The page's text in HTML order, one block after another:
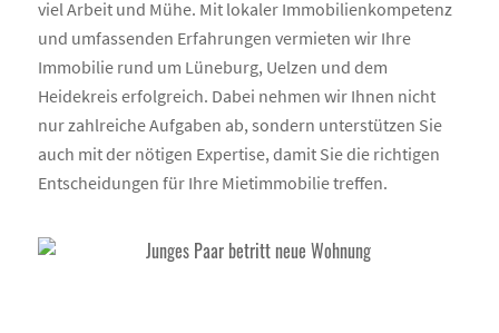
viel Arbeit und Mühe. Mit lokaler Immobilienkompetenz
und umfassenden Erfahrungen vermieten wir Ihre
Immobilie rund um Lüneburg, Uelzen und dem
Heidekreis erfolgreich. Dabei nehmen wir Ihnen nicht
nur zahlreiche Aufgaben ab, sondern unterstützen Sie
auch mit der nötigen Expertise, damit Sie die richtigen
Entscheidungen für Ihre Mietimmobilie treffen.